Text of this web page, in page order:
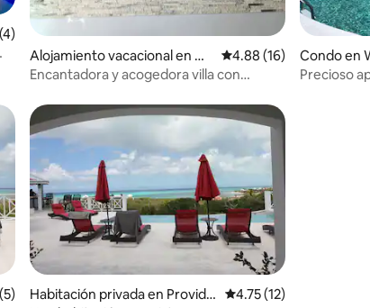
promedio: 5.0 de 5, 4 reseñas
Alojamiento vacacional en W
heeland Settlement
Calificación promedio:
4.88 (16)
Encantadora y acogedora villa con
Condo en
t
Precioso
promedio: 5.0 de 5, 5 reseñas
Habitación privada en Provide
Calificación promedio:
4.75 (12)